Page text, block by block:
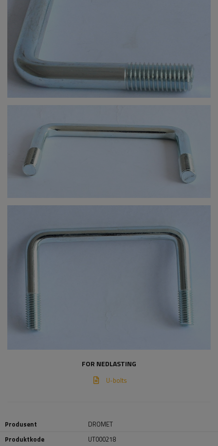
FOR NEDLASTING
U-bolts
Produsent
DROMET
Produktkode
UT000218